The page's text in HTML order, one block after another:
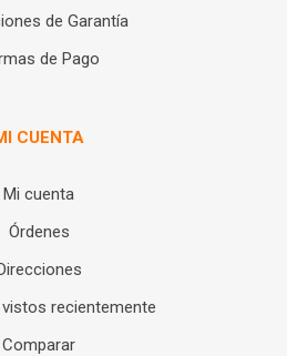
de Garantía
de Pago
CUENTA
Mi cuenta
Órdenes
recientemente
Comparar